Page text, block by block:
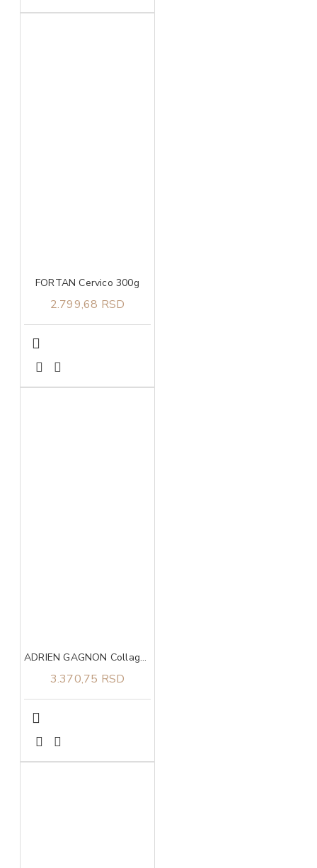
FORTAN Cervico 300g
2.799,68 RSD
ADRIEN GAGNON Collagen triple action caps 90
3.370,75 RSD